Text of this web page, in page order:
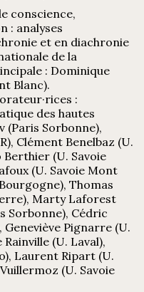
conscience,
: analyses
et en diachronie
de la
: Dominique
Blanc).
:
des hautes
(Paris Sorbonne),
Clément Benelbaz (U.
Berthier (U. Savoie
(U. Savoie Mont
Thomas
Marty Laforest
Sorbonne), Cédric
Geneviève Pignarre (U.
(U. Laval),
Laurent Ripart (U.
(U. Savoie